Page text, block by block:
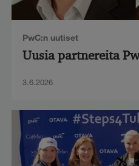
PwC:n uutiset
Uusia partnereita
3.6.2026